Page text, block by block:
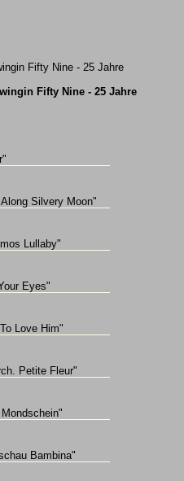
Fifty Nine - 25 Jahre
Silvery Moon"
Lullaby"
Eyes"
Love Him"
Petite Fleur"
Bambina"